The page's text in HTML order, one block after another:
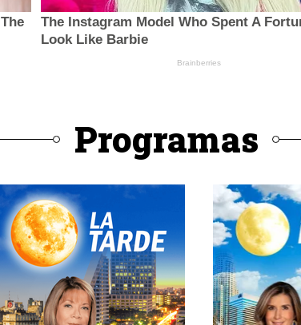
Programas